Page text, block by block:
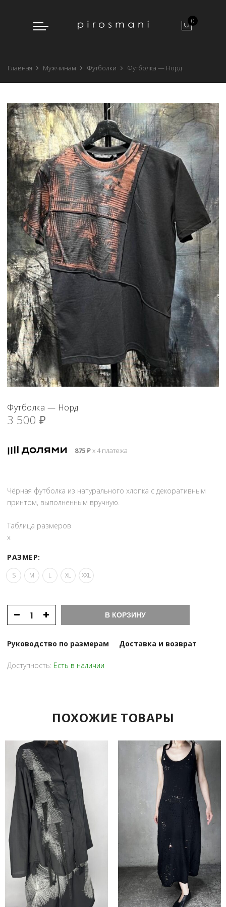
0
Главная Мужчинам Футболки Футболка — Норд
Футболка — Норд
3 500 ₽
875₽х 4 платежа
Чёрная футболка из натурального хлопка с декоративным
принтом, выполненным вручную.
Таблица размеров
x
РАЗМЕР:
S M L XL XXL
В КОРЗИНУ
Руководство по размерам Доставка и возврат
Доступность: Есть в наличии
ПОХОЖИЕ ТОВАРЫ